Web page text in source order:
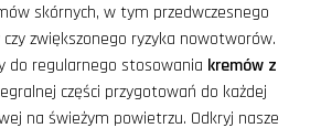
skórnych, w tym przedwczesnego
zwiększonego ryzyka nowotworów.
do regularnego stosowania kremów z
części przygotowań do każdej
na świeżym powietrzu. Odkryj nasze